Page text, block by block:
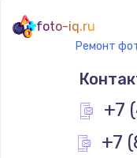
foto-iq.ru
Ремонт
+7
+7